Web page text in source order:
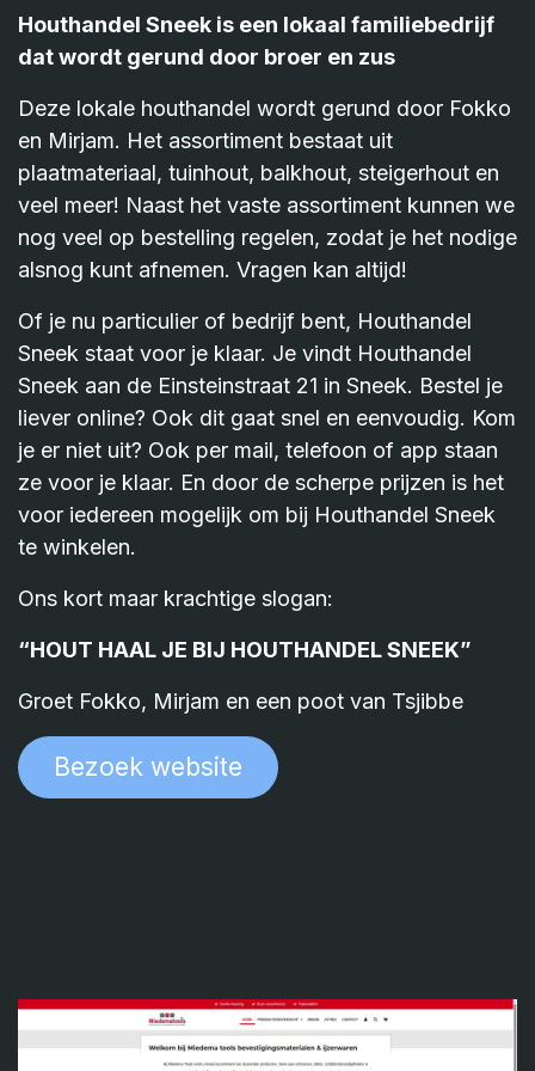
Houthandel Sneek is een lokaal familiebedrijf
dat wordt gerund door broer en zus
Deze lokale houthandel wordt gerund door Fokko
en Mirjam. Het assortiment bestaat uit
plaatmateriaal, tuinhout, balkhout, steigerhout en
veel meer! Naast het vaste assortiment kunnen we
nog veel op bestelling regelen, zodat je het nodige
alsnog kunt afnemen. Vragen kan altijd!
Of je nu particulier of bedrijf bent, Houthandel
Sneek staat voor je klaar. Je vindt Houthandel
Sneek aan de Einsteinstraat 21 in Sneek. Bestel je
liever online? Ook dit gaat snel en eenvoudig. Kom
je er niet uit? Ook per mail, telefoon of app staan
ze voor je klaar. En door de scherpe prijzen is het
voor iedereen mogelijk om bij Houthandel Sneek
te winkelen.
Ons kort maar krachtige slogan:
“HOUT HAAL JE BIJ HOUTHANDEL SNEEK”
Groet Fokko, Mirjam en een poot van Tsjibbe
Bezoek websit​​​​e